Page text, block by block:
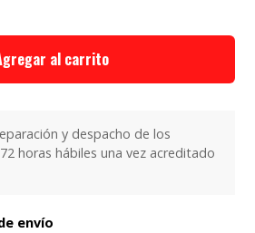
al carrito
y despacho de los
horas hábiles una vez acreditado
envío